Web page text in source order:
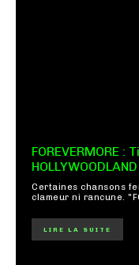
FOREVERMORE
Certaines chansons
clameur ni rancune.
LIRE LA SUITE